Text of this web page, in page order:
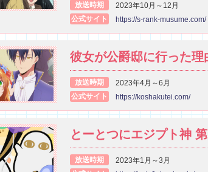
放送時期
2023年10月～12月
公式サイト
https://s-rank-musume.com/
彼女が公爵邸に行った理
放送時期
2023年4月～6月
公式サイト
https://koshakutei.com/
とーとつにエジプト神
放送時期
2023年1月～3月